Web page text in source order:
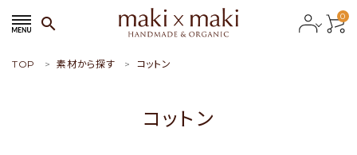
search 0
TOP 素材から探す コットン
コットン